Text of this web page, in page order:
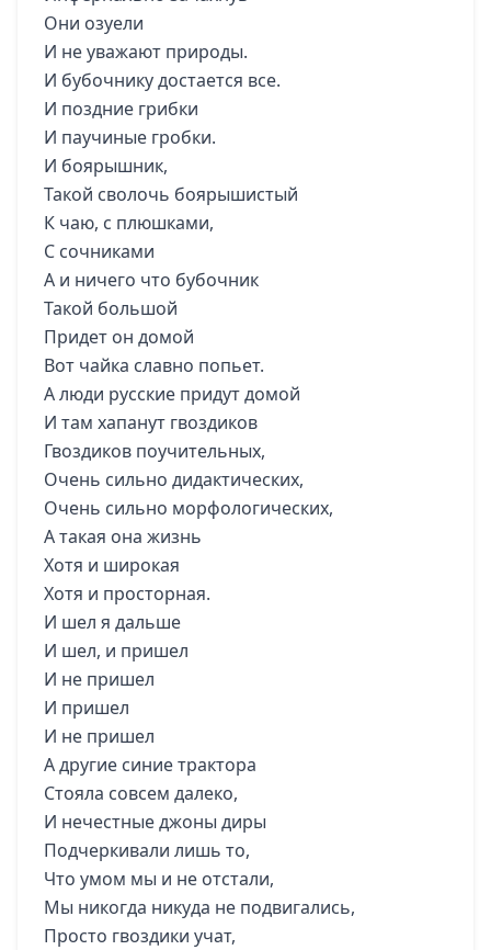
Они озуели
И не уважают природы.
И бубочнику достается все.
И поздние грибки
И паучиные гробки.
И боярышник,
Такой сволочь боярышистый
К чаю, с плюшками,
С сочниками
А и ничего что бубочник
Такой большой
Придет он домой
Вот чайка славно попьет.
А люди русские придут домой
И там хапанут гвоздиков
Гвоздиков поучительных,
Очень сильно дидактических,
Очень сильно морфологических,
А такая она жизнь
Хотя и широкая
Хотя и просторная.
И шел я дальше
И шел, и пришел
И не пришел
И пришел
И не пришел
А другие синие трактора
Стояла совсем далеко,
И нечестные джоны диры
Подчеркивали лишь то,
Что умом мы и не отстали,
Мы никогда никуда не подвигались,
Просто гвоздики учат,